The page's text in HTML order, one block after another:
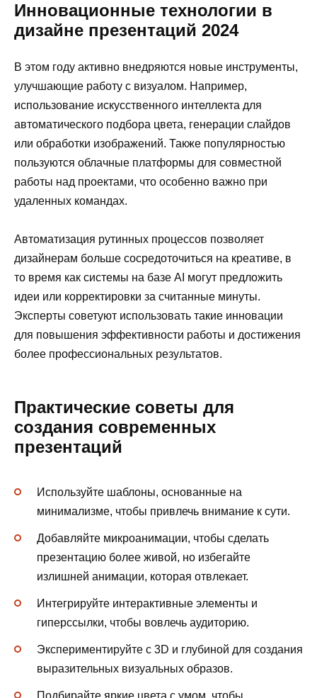
Инновационные технологии в
дизайне презентаций 2024
В этом году активно внедряются новые инструменты,
улучшающие работу с визуалом. Например,
использование искусственного интеллекта для
автоматического подбора цвета, генерации слайдов
или обработки изображений. Также популярностью
пользуются облачные платформы для совместной
работы над проектами, что особенно важно при
удаленных командах.
Автоматизация рутинных процессов позволяет
дизайнерам больше сосредоточиться на креативе, в
то время как системы на базе AI могут предложить
идеи или корректировки за считанные минуты.
Эксперты советуют использовать такие инновации
для повышения эффективности работы и достижения
более профессиональных результатов.
Практические советы для
создания современных
презентаций
Используйте шаблоны, основанные на
минимализме, чтобы привлечь внимание к сути.
Добавляйте микроанимации, чтобы сделать
презентацию более живой, но избегайте
излишней анимации, которая отвлекает.
Интегрируйте интерактивные элементы и
гиперссылки, чтобы вовлечь аудиторию.
Экспериментируйте с 3D и глубиной для создания
выразительных визуальных образов.